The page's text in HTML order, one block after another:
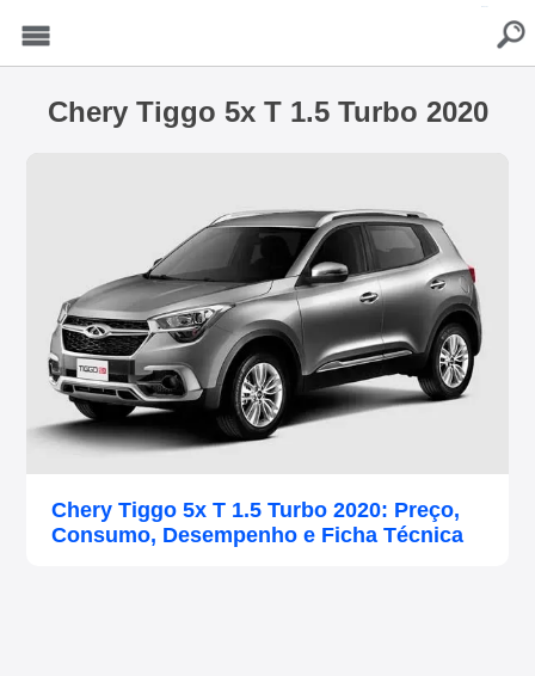
Chery Tiggo 5x T 1.5 Turbo 2020
Chery Tiggo 5x T 1.5 Turbo 2020: Preço,
Consumo, Desempenho e Ficha Técnica